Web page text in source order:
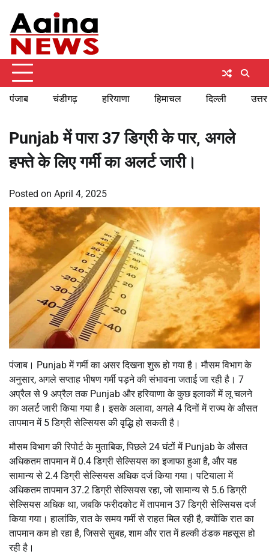
content
पंजाब चंडीगढ़ हरियाणा हिमाचल दिल्ली
Punjab में पारा 37 डिग्री के पार, अगले
हफ्ते के लिए गर्मी का अलर्ट जारी।
Posted on April 4, 2025
पंजाब। Punjab में गर्मी का असर दिखना शुरू हो गया है। मौसम विभाग के
अनुसार, अगले सप्ताह भीषण गर्मी पड़ने की संभावना जताई जा रही है। 7
अप्रैल से 9 अप्रैल तक Punjab और हरियाणा के कुछ इलाकों में लू चलने
का अलर्ट जारी किया गया है। इसके अलावा, अगले 4 दिनों में राज्य के औसत
तापमान में 5 डिग्री सेल्सियस की वृद्धि हो सकती है।
मौसम विभाग की रिपोर्ट के मुताबिक, पिछले 24 घंटों में Punjab के औसत
अधिकतम तापमान में 0.4 डिग्री सेल्सियस का इजाफा हुआ है, और यह
सामान्य से 2.4 डिग्री सेल्सियस अधिक दर्ज किया गया। पटियाला में
अधिकतम तापमान 37.2 डिग्री सेल्सियस रहा, जो सामान्य से 5.6 डिग्री
सेल्सियस अधिक था, जबकि फरीदकोट में तापमान 37 डिग्री सेल्सियस दर्ज
किया गया। हालांकि, रात के समय गर्मी से राहत मिल रही है, क्योंकि रात का
तापमान कम हो रहा है, जिससे सुबह, शाम और रात में हल्की ठंडक महसूस हो
रही है।